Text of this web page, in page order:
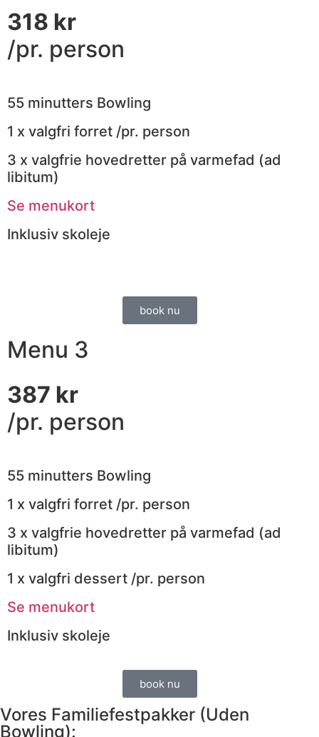
318 kr
/pr. person
55 minutters Bowling
1 x valgfri forret /pr. person
3 x valgfrie hovedretter på varmefad (ad
libitum)​
Se menukort
Inklusiv skoleje
book nu
Menu 3
387 kr
/pr. person
55 minutters Bowling
1 x valgfri forret /pr. person
3 x valgfrie hovedretter på varmefad (ad
libitum)
1 x valgfri dessert /pr. person
Se menukort
Inklusiv skoleje
book nu
Vores Familiefestpakker (Uden
Bowling):